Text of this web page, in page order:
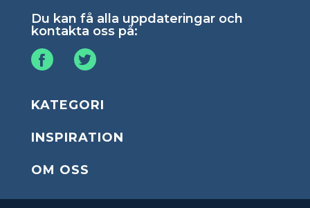
Du kan få alla uppdateringar och
kontakta oss på:
KATEGORI
INSPIRATION
OM OSS